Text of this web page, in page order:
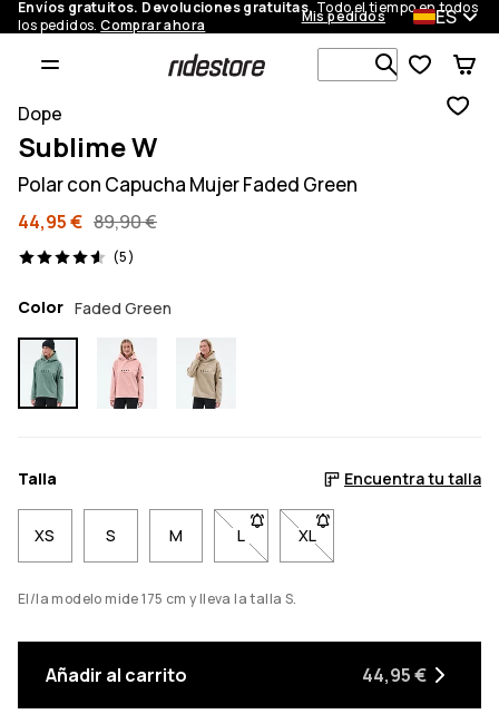
Envíos gratuitos. Devoluciones gratuitas.Todo el tiempo en todos
los pedidos.Comprar ahora Mis pedidos ES
Busca en
Dope
Sublime W
Polar con Capucha Mujer Faded Green
44,95 € 89,90 €
(5)
5 opiniones, 4.6/5
Color Faded Green
Talla Encuentra tu talla
XS S M L- Talla L no disponible. Haz clic
XL- Talla XL no disponible.
El/la modelo mide 175 cm y lleva la talla S.
Añadir al carrito 44,95 €